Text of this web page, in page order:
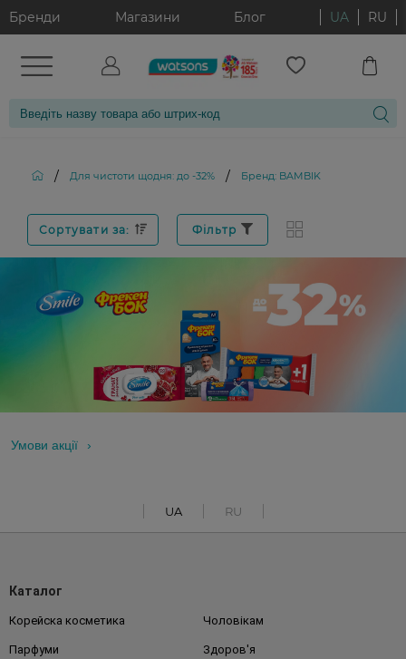
Бренди Магазини Блог UA RU
/ Для чистоти щодня: до -32% / Бренд: BAMBIK
Сортувати за: Фільтр
Умови акції
UA RU
Каталог
Корейска косметика Чоловікам
Парфуми Здоров'я